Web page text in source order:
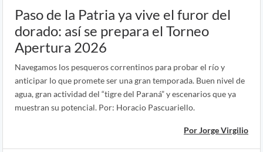
Paso de la Patria ya vive el furor del
dorado: así se prepara el Torneo
Apertura 2026
Navegamos los pesqueros correntinos para probar el río y
anticipar lo que promete ser una gran temporada. Buen nivel de
agua, gran actividad del “tigre del Paraná” y escenarios que ya
muestran su potencial. Por: Horacio Pascuariello.
Por Jorge Virgilio